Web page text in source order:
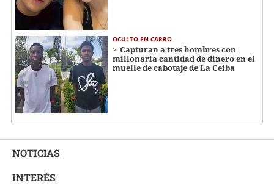
OCULTO EN CARRO
Capturan a tres hombres con
millonaria cantidad de dinero en el
muelle de cabotaje de La Ceiba
NOTICIAS
INTERÉS